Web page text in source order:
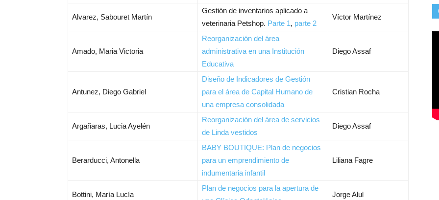
Alvarez, Sabouret Martín
Gestión de inventarios aplicado a
veterinaria Petshop. Parte 1, parte 2
Víctor Martínez
Amado, Maria Victoria
Reorganización del área
administrativa en una Institución
Educativa
Diego Assaf
Antunez, Diego Gabriel
Diseño de Indicadores de Gestión
para el área de Capital Humano de
una empresa consolidada
Cristian Rocha
Argañaras, Lucia Ayelén
Reorganización del área de servicios
de Linda vestidos
Diego Assaf
Berarducci, Antonella
BABY BOUTIQUE: Plan de negocios
para un emprendimiento de
indumentaria infantil
Liliana Fagre
Bottini, María Lucía
Plan de negocios para la apertura de
Jorge Alul